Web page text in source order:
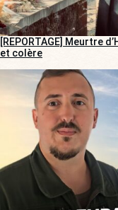
[REPORTAGE] Meurtre
et colère